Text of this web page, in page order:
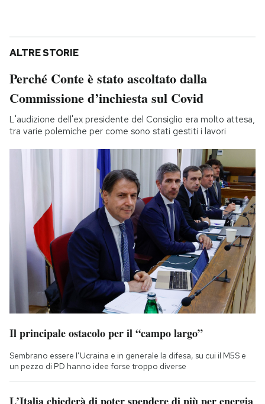
ALTRE STORIE
Perché Conte è stato ascoltato dalla
Commissione d’inchiesta sul Covid
L'audizione dell'ex presidente del Consiglio era molto attesa,
tra varie polemiche per come sono stati gestiti i lavori
Il principale ostacolo per il “campo largo”
Sembrano essere l’Ucraina e in generale la difesa, su cui il M5S e
un pezzo di PD hanno idee forse troppo diverse
L’Italia chiederà di poter spendere di più per energia